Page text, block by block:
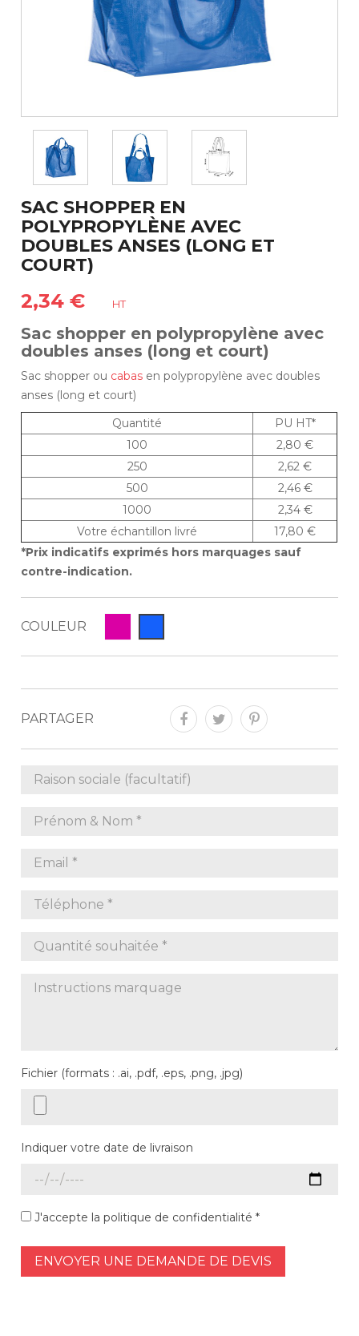
SAC SHOPPER EN
POLYPROPYLÈNE AVEC
DOUBLES ANSES (LONG ET
COURT)
2,34 € HT
Sac shopper en polypropylène avec
doubles anses (long et court)
Sac shopper ou cabas en polypropylène avec doubles
anses (long et court)
Quantité
PU HT*
100
2,80 €
250
2,62 €
500
2,46 €
1000
2,34 €
Votre échantillon livré
17,80 €
*Prix indicatifs exprimés hors marquages sauf
contre-indication.
COULEUR
PARTAGER
Fichier (formats : .ai, .pdf, .eps, .png, .jpg)
Indiquer votre date de livraison
J'accepte la politique de confidentialité *
ENVOYER UNE DEMANDE DE DEVIS